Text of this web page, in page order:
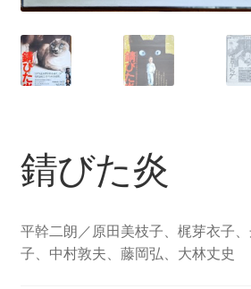
錆びた炎
平幹二朗／原田美枝子、梶芽衣子
子、中村敦夫、藤岡弘、大林丈史